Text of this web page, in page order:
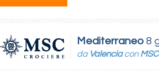
Mediterraneo 8
da Valenciacon